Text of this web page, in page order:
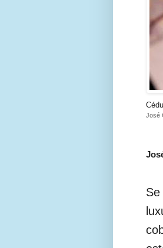
José